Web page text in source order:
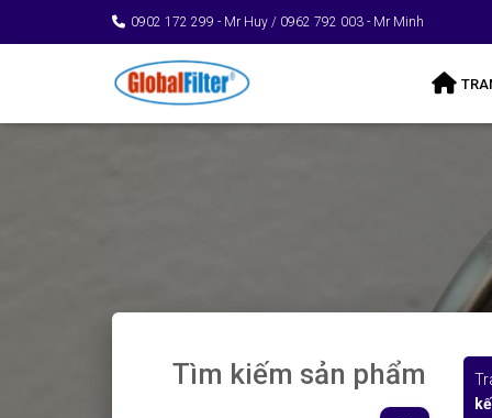
0902 172 299 - Mr Huy / 0962 792 003 - Mr Minh
Tìm kiếm sản phẩm